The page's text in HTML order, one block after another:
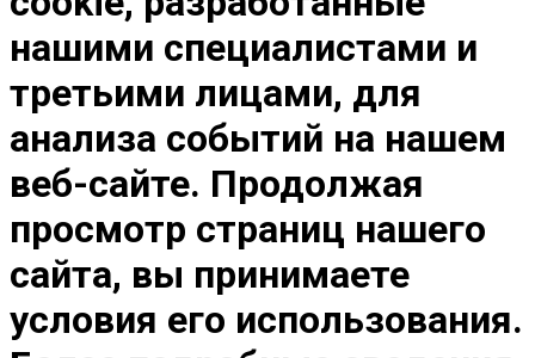
нашими специалистами и
третьими лицами, для
анализа событий на нашем
веб-сайте. Продолжая
просмотр страниц нашего
сайта, вы принимаете
условия его использования.